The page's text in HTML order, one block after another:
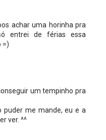
achar uma horinha pra
entrei de férias essa
=)
um tempinho pra
puder me mande, eu e a
ver. ^^